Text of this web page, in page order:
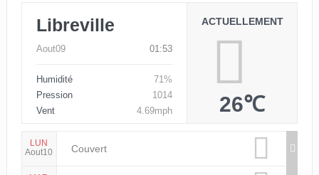
Libreville
Aout09 01:53
Humidité
71%
Pression
1014
Vent
4.69mph
ACTUELLEMENT
26℃
LUN
Aout10
Couvert